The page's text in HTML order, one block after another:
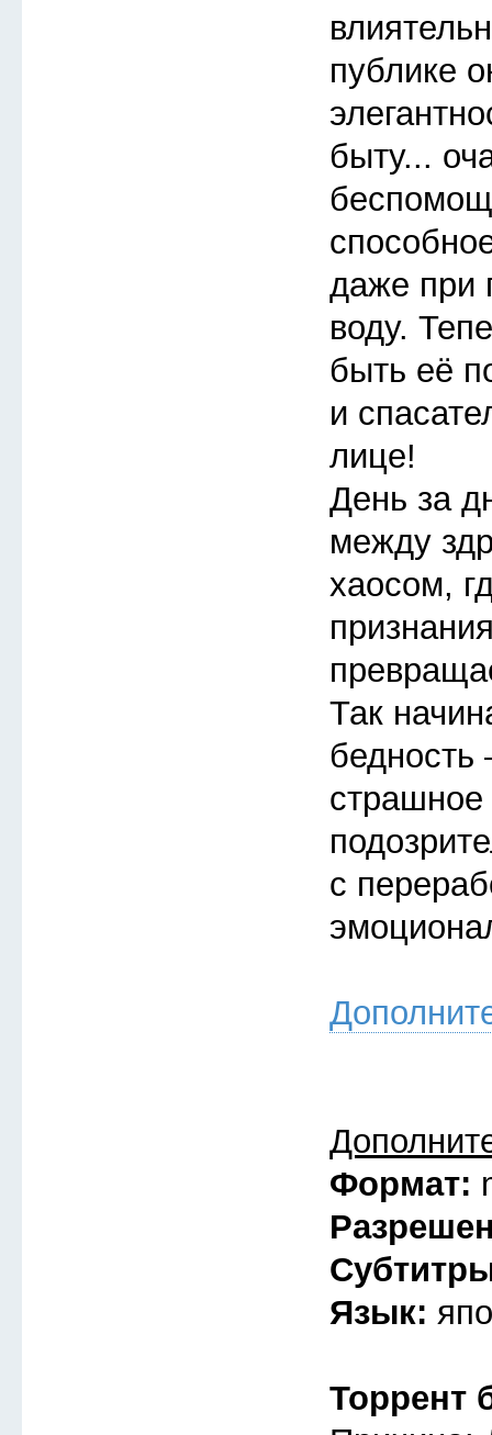
публике
быту...
даже при
воду.
быть её
и
лице!
День за
между
хаосом,
Так
с
Формат:
Язык:
Торрент